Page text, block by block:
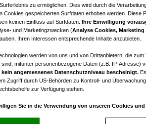
Angebote.
Investieren Sie in die Zukunft
zu ermöglichen. Dies wird durch die
Cookies gespeicherten Surfdaten erhoben werden. Diese
keinen Einfluss auf Surfdaten.
Ihre Einwilligung
und Marketingzwecken (Analyse Cookies, Marketing
Ihren Interessen entsprechende Inhalte anzubieten.
werden von uns und von Drittanbietern, die zum
mitunter personenbezogene Daten (z.B. IP-Adresse)
angemessenes Datenschutzniveau bescheinigt.
Zugriff durch US-Behörden zu Kontroll- und
zur Verfügung stehen.
Sie in die Verwendung von unseren Cookies